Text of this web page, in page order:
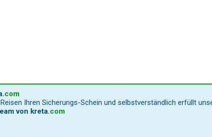
.com
Ihren Sicherungs-Schein und selbstverständlich erfüllt
von kreta.com